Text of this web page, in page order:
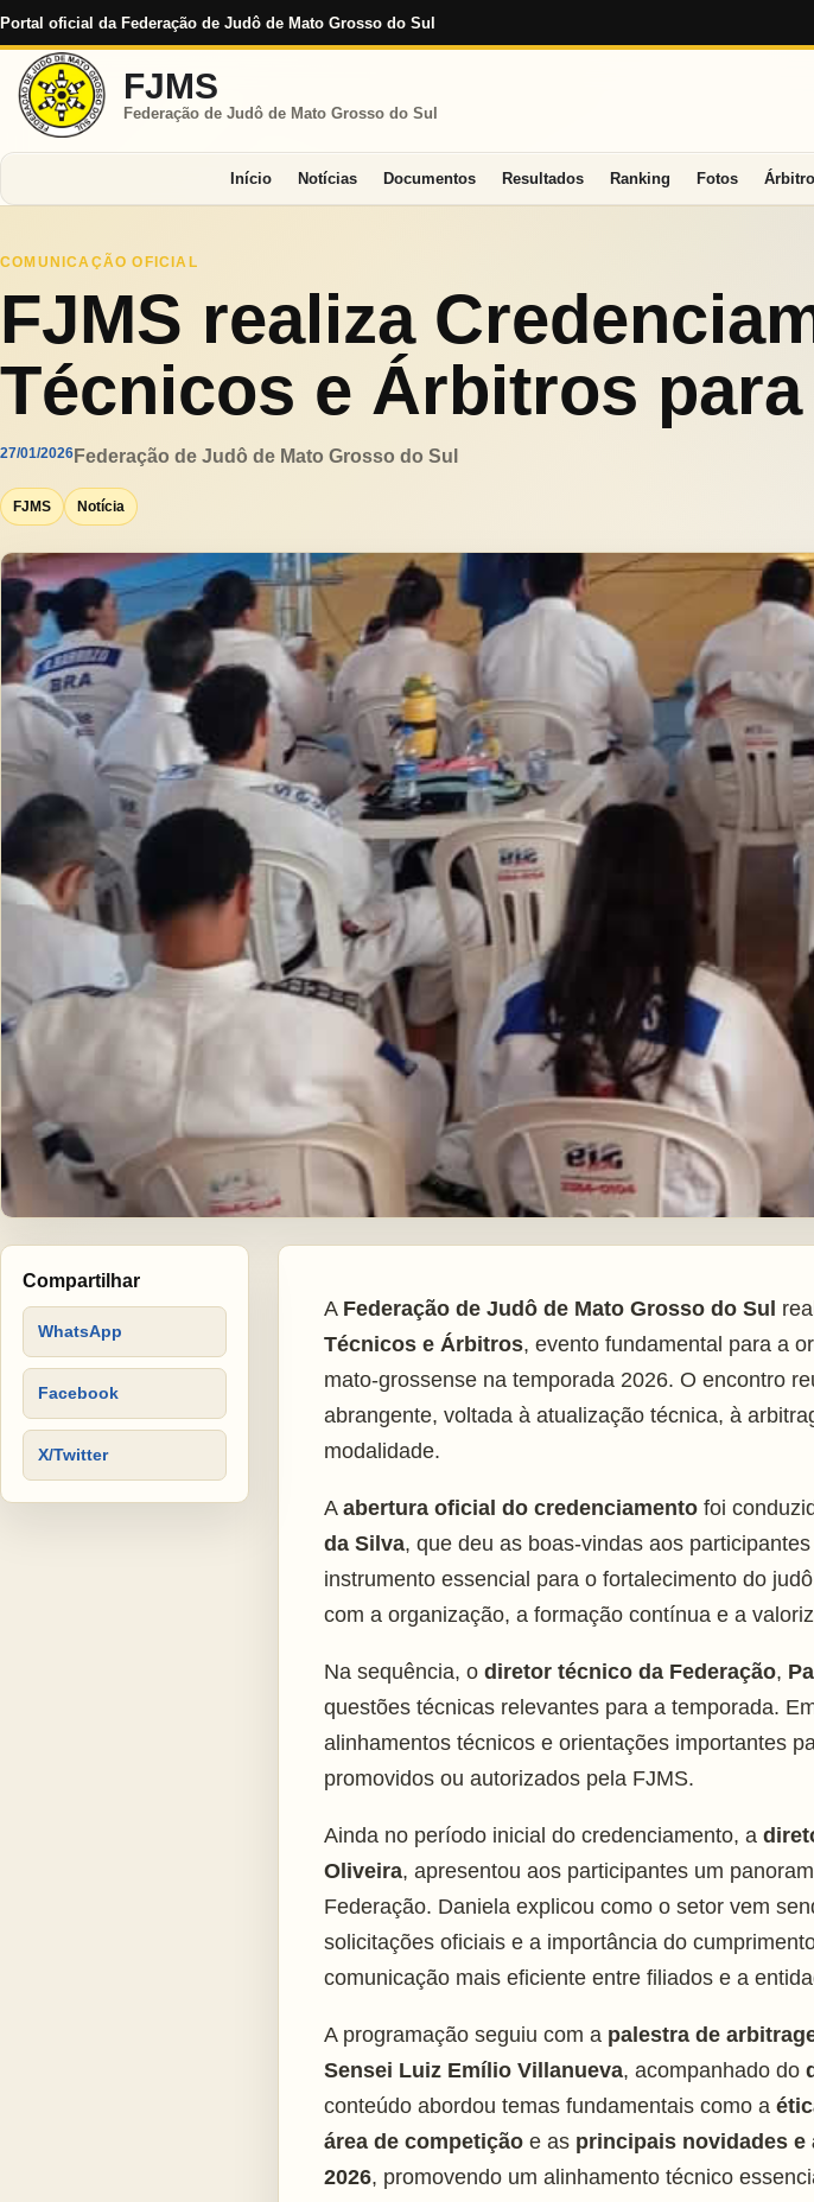
Portal oficial da Federação de Judô de Mato Grosso do Sul
FJMS
Federação de Judô de Mato Grosso do Sul
Início Notícias Documentos Resultados Ranking Fotos
COMUNICAÇÃO OFICIAL
FJMS realiza
Técnicos e Árbitros
27/01/2026 Federação de Judô de Mato Grosso do Sul
FJMS Notícia
Compartilhar
WhatsApp
Facebook
X/Twitter
A Federação de Judô de Mato Grosso do Sul
Técnicos e Árbitros, evento fundamental para a
mato-grossense na temporada 2026. O encontro
abrangente, voltada à atualização técnica, à
modalidade.
A abertura oficial do credenciamento foi
da Silva, que deu as boas-vindas aos
instrumento essencial para o fortalecimento do
com a organização, a formação contínua e a
Na sequência, o diretor técnico da Federação,
questões técnicas relevantes para a temporada.
alinhamentos técnicos e orientações importantes
promovidos ou autorizados pela FJMS.
Ainda no período inicial do credenciamento, a
Oliveira, apresentou aos participantes um
Federação. Daniela explicou como o setor vem
solicitações oficiais e a importância do
comunicação mais eficiente entre filiados e a
A programação seguiu com a palestra de
Sensei Luiz Emílio Villanueva, acompanhado do
conteúdo abordou temas fundamentais como a
área de competição e as principais novidades e
2026, promovendo um alinhamento técnico